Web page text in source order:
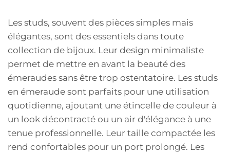
Les studs, souvent des pièces simples mais
élégantes, sont des essentiels dans toute
collection de bijoux. Leur design minimaliste
permet de mettre en avant la beauté des
émeraudes sans être trop ostentatoire. Les studs
en émeraude sont parfaits pour une utilisation
quotidienne, ajoutant une étincelle de couleur à
un look décontracté ou un air d'élégance à une
tenue professionnelle. Leur taille compactée les
rend confortables pour un port prolongé. Les